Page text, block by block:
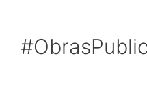
contenido